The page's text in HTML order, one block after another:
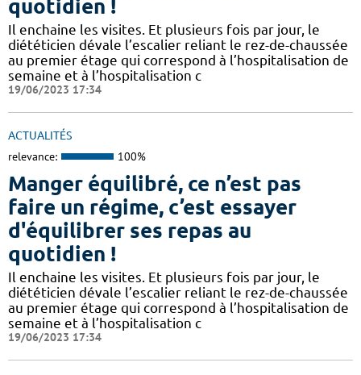
quotidien !
Il enchaine les visites. Et plusieurs fois par jour, le
diététicien dévale l’escalier reliant le rez-de-chaussée
au premier étage qui correspond à l’hospitalisation de
semaine et à l’hospitalisation c
19/06/2023 17:34
ACTUALITÉS
relevance: 100%
Manger équilibré, ce n’est pas
faire un régime, c’est essayer
d'équilibrer ses repas au
quotidien !
Il enchaine les visites. Et plusieurs fois par jour, le
diététicien dévale l’escalier reliant le rez-de-chaussée
au premier étage qui correspond à l’hospitalisation de
semaine et à l’hospitalisation c
19/06/2023 17:34